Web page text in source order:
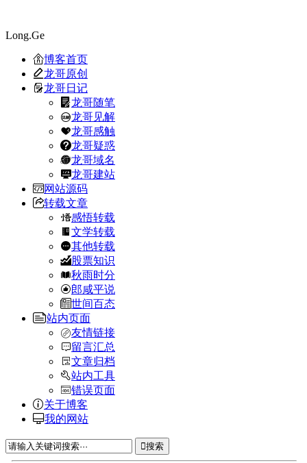
Long.Ge
博客首页
龙哥原创
龙哥日记
龙哥随笔
龙哥见解
龙哥感触
龙哥疑惑
龙哥域名
龙哥建站
网站源码
转载文章
感悟转载
文学转载
其他转载
股票知识
秋雨时分
郎咸平说
世间百态
站内页面
友情链接
留言汇总
文章归档
站内工具
错误页面
关于博客
我的网站
搜索